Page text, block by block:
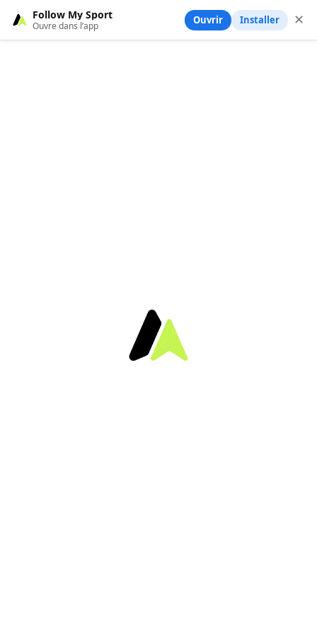
Follow My Sport
Ouvre dans l’app Ouvrir Installer ✕